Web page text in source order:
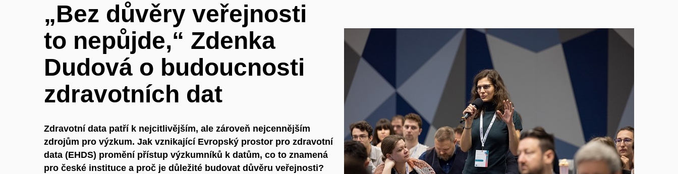
„Bez důvěry veřejnosti
to nepůjde,“ Zdenka
Dudová o budoucnosti
zdravotních dat
Zdravotní data patří k nejcitlivějším, ale zároveň nejcennějším
zdrojům pro výzkum. Jak vznikající Evropský prostor pro zdravotní
data (EHDS) promění přístup výzkumníků k datům, co to znamená
pro české instituce a proč je důležité budovat důvěru veřejnosti?